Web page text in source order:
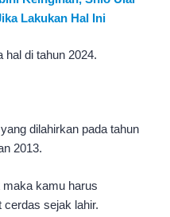
Lakukan Hal Ini
hal di tahun 2024.
dilahirkan pada tahun
2013.
kamu harus
sejak lahir.